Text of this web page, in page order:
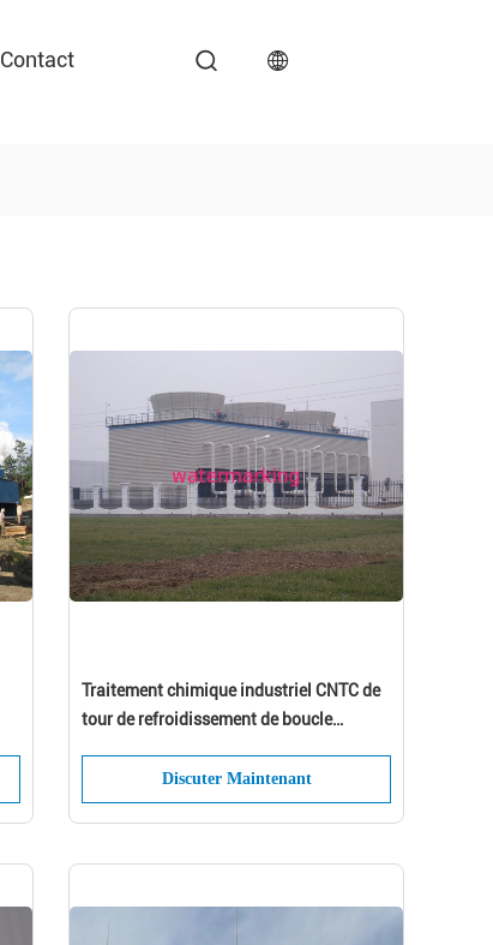
Contact
Traitement chimique industriel CNTC de
tour de refroidissement de boucle
Discuter Maintenant